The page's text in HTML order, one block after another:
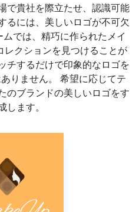
で貴社を際立たせ、認識可能
るには、美しいロゴが不可欠
では、精巧に作られたメイ
レクションを見つけることが
チするだけで印象的なロゴを
りません。 希望に応じてテ
のブランドの美しいロゴをす
します。